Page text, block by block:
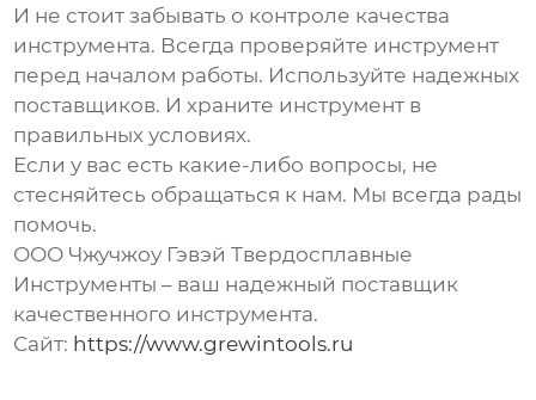
И не стоит забывать о контроле качества
инструмента. Всегда проверяйте инструмент
перед началом работы. Используйте надежных
поставщиков. И храните инструмент в
правильных условиях.
Если у вас есть какие-либо вопросы, не
стесняйтесь обращаться к нам. Мы всегда рады
помочь.
ООО Чжучжоу Гэвэй Твердосплавные
Инструменты – ваш надежный поставщик
качественного инструмента.
Сайт: https://www.grewintools.ru